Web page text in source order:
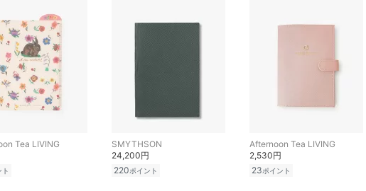
Tea LIVING
ト
SMYTHSON
24,200円
220ポイント
Afternoon Tea LIVING
2,530円
23ポイント